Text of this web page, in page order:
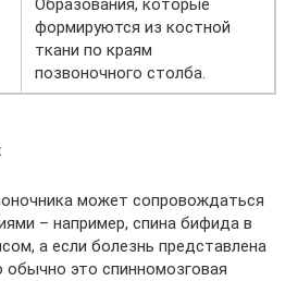
Образования, которые
формируются из костной
ткани по краям
позвоночного столба.
может сопровождаться
– например, спина бифида в
а если болезнь представлена
это спинномозговая